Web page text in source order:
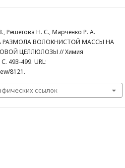
Решетова Н. С., Марченко Р. А.
ВОЛОКНИСТОЙ МАССЫ НА
ЦЕЛЛЮЛОЗЫ // Химия
493-499. URL:
8121.
ссылок